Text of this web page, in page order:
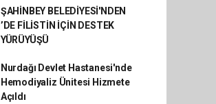
ŞAHİNBEY BELEDİYESİ'NDEN
’DE FİLİSTİN İÇİN DESTEK
YÜRÜYÜŞÜ
Nurdağı Devlet Hastanesi'nde
Hemodiyaliz Ünitesi Hizmete
Açıldı